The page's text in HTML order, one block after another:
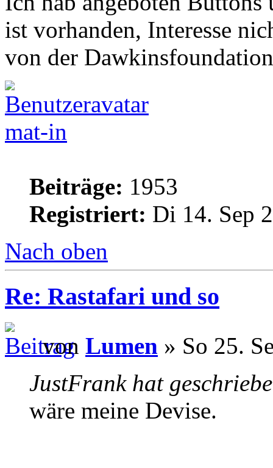
ist vorhanden, Interesse
von der
mat-in
Beiträge: 1953
Registriert: Di 14. Sep
Nach oben
Re: Rastafari und so
von Lumen » So 25.
JustFrank hat
wäre meine Devise.